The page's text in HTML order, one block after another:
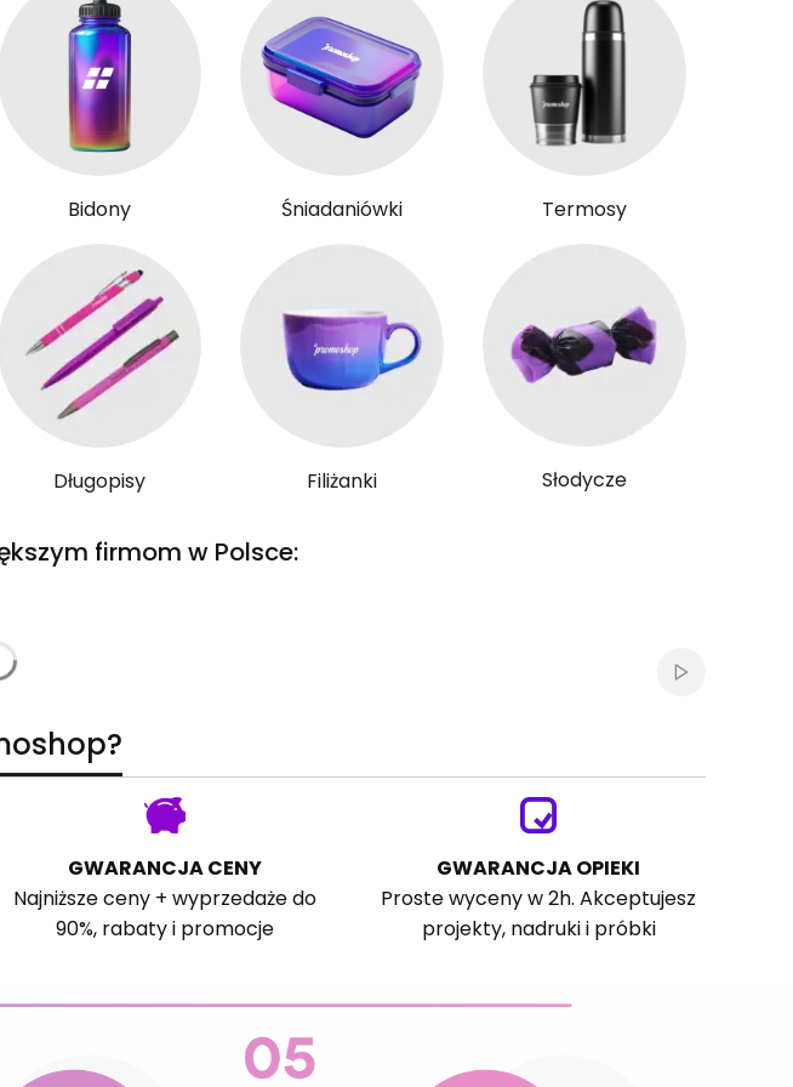
Bidony Śniadaniówki Termosy
Długopisy Filiżanki Słodycze
firmom w Polsce:
Włącz
GWARANCJA CENY
Najniższe ceny + wyprzedaże do
90%, rabaty i promocje
GWARANCJA OPIEKI
Proste wyceny w 2h. Akceptujesz
projekty, nadruki i próbki